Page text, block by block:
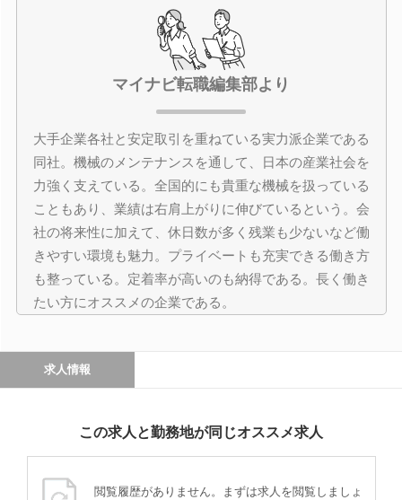
マイナビ転職編集部より
大手企業各社と安定取引を重ねている実力派企業である
同社。機械のメンテナンスを通して、日本の産業社会を
力強く支えている。全国的にも貴重な機械を扱っている
こともあり、業績は右肩上がりに伸びているという。会
社の将来性に加えて、休日数が多く残業も少ないなど働
きやすい環境も魅力。プライベートも充実できる働き方
も整っている。定着率が高いのも納得である。長く働き
たい方にオススメの企業である。
求人情報
この求人と勤務地が同じオススメ求人
閲覧履歴がありません。まずは求人を閲覧しましょ